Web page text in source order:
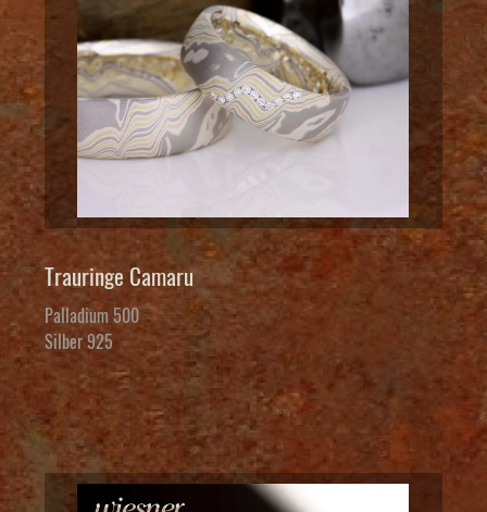
Trauringe Camaru
Palladium 500
Silber 925